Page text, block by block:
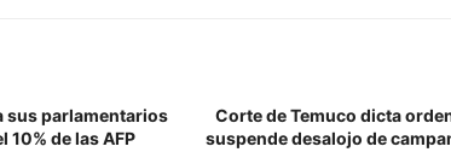
sus parlamentarios
de las AFP
Corte de Temuco dicta
suspende desalojo de